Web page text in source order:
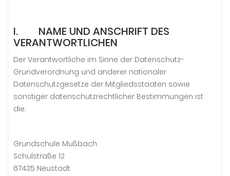
I. NAME UND ANSCHRIFT DES
VERANTWORTLICHEN
Der Verantwortliche im Sinne der Datenschutz-
Grundverordnung und anderer nationaler
Datenschutzgesetze der Mitgliedsstaaten sowie
sonstiger datenschutzrechtlicher Bestimmungen ist
die:
Grundschule Mußbach
Schulstraße 12
67435 Neustadt